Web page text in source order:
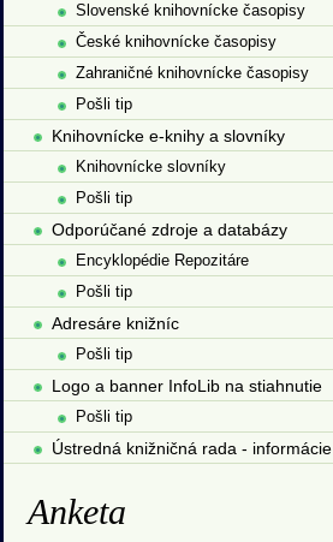
Slovenské knihovnícke časopisy
České knihovnícke časopisy
Zahraničné knihovnícke časopisy
Pošli tip
Knihovnícke e-knihy a slovníky
Knihovnícke slovníky
Pošli tip
Odporúčané zdroje a databázy
Encyklopédie Repozitáre
Pošli tip
Adresáre knižníc
Pošli tip
Logo a banner InfoLib na stiahnutie
Pošli tip
Ústredná knižničná rada - informácie
Anketa